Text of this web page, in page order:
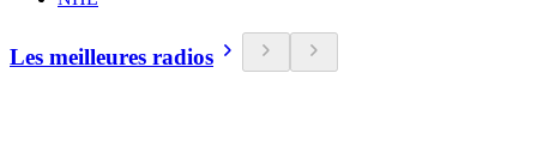
Les meilleures radios